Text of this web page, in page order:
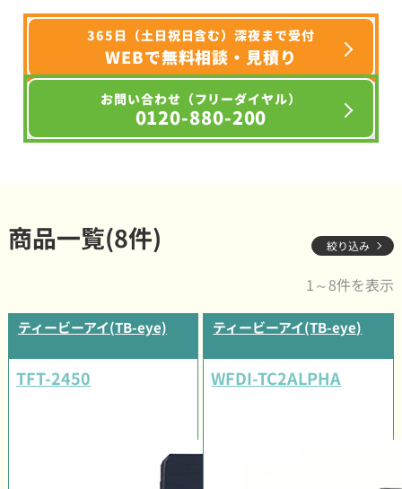
365日（土日祝日含む）深夜まで受付
WEBで無料相談・見積り
お問い合わせ（フリーダイヤル）
0120-880-200
商品一覧(8件) 絞り込み
1～8件を表示
ティービーアイ(TB-eye)
TFT-2450
ティービーアイ(TB-eye)
WFDI-TC2ALPHA